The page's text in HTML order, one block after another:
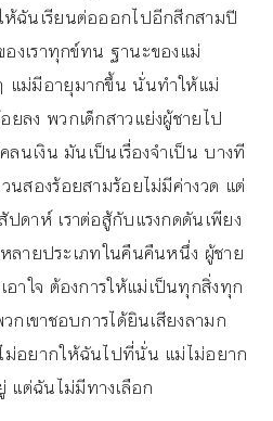
ฉันเรียนต่อออกไปอีกสีกสามปี
องเราทุกข์ทน ฐานะของแม่
แม่มีอายุมากขึ้น นั่นทำให้แม่
ลง พวกเด็กสาวแย่งผู้ชายไป
นเงิน มันเป็นเรื่องจำเป็น บางที
นสองร้อยสามร้อยไม่มีค่างวด แต่
ดาห์ เราต่อสู้กับแรงกดดันเพียง
ลายประเภทในคืนคืนหนึ่ง ผู้ชาย
าใจ ต้องการให้แม่เป็นทุกสิ่งทุก
กเขาชอบการได้ยินเสียงลามก
อยากให้ฉันไปที่นั่น แม่ไม่อยาก
แต่ฉันไม่มีทางเลือก